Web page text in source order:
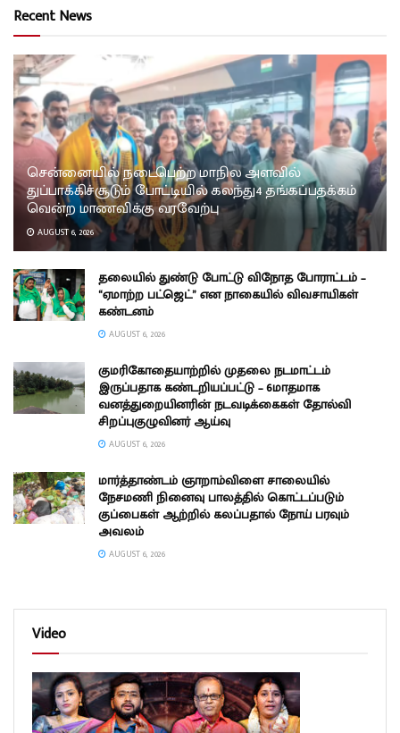
Recent News
சென்னையில் நடைபெற்ற மாநில அளவில்
துப்பாக்கிச்சூடும் போட்டியில் கலந்து4 தங்கப்பதக்கம்
வென்ற மாணவிக்கு வரவேற்பு
AUGUST 6, 2026
தலையில் துண்டு போட்டு விநோத போராட்டம் –
“ஏமாற்ற பட்ஜெட்” என நாகையில் விவசாயிகள்
கண்டனம்
AUGUST 6, 2026
குமரிகோதையாற்றில் முதலை நடமாட்டம்
இருப்பதாக கண்டறியப்பட்டு – 6மாதமாக
வனத்துறையினரின் நடவடிக்கைகள் தோல்வி
சிறப்புகுழுவினர் ஆய்வு
AUGUST 6, 2026
மார்த்தாண்டம் ஞாறாம்விளை சாலையில்
நேசமணி நினைவு பாலத்தில் கொட்டப்படும்
குப்பைகள் ஆற்றில் கலப்பதால் நோய் பரவும்
அவலம்
AUGUST 6, 2026
Video